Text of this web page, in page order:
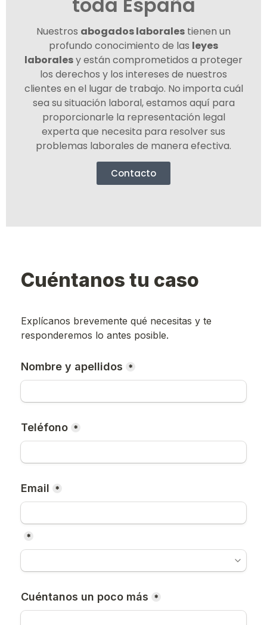
Nuestros abogados laborales tienen un
profundo conocimiento de las leyes
laboralesy están comprometidos a proteger
los derechos y los intereses de nuestros
clientes en el lugar de trabajo. No importa cuál
sea su situación laboral, estamos aquí para
proporcionarle la representación legal
experta que necesita para resolver sus
problemas laborales de manera efectiva.
Contacto